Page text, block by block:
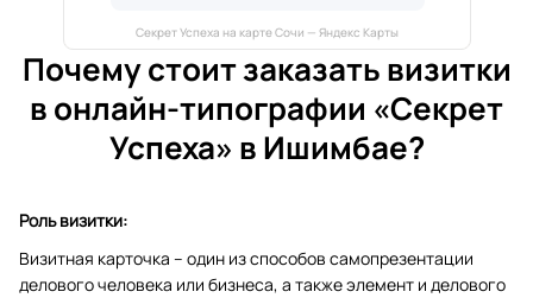
Секрет Успеха на карте Сочи — Яндекс Карты
Почему стоит заказать визитки
в онлайн-типографии «Секрет
Успеха» в Ишимбае?
Роль визитки:
Визитная карточка – один из способов самопрезентации
делового человека или бизнеса, а также элемент и делового